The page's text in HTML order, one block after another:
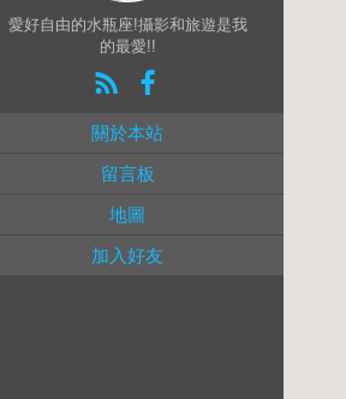
愛好自由的水瓶座!攝影和旅遊是我
的最愛!!
關於本站
留言板
地圖
加入好友